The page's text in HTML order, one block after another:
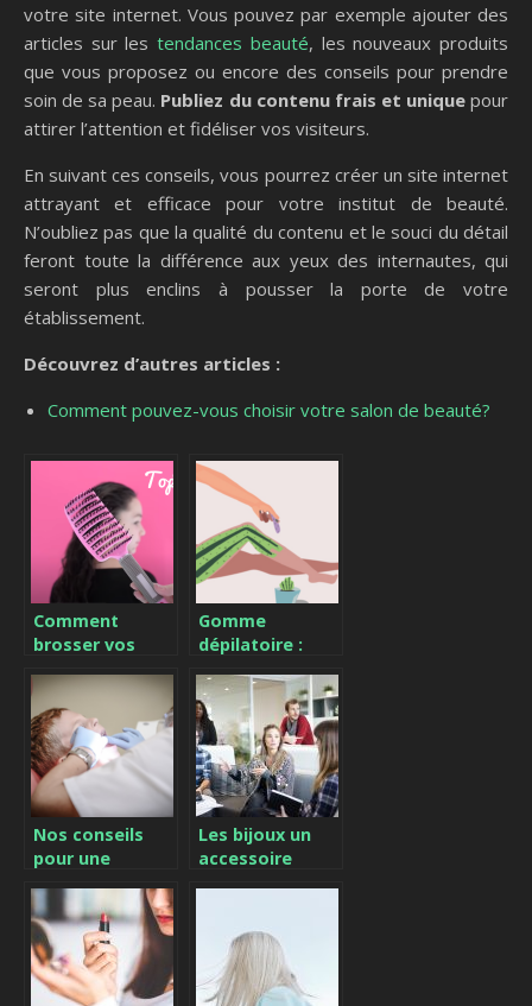
votre site internet. Vous pouvez par exemple ajouter des
articles sur lestendances beauté, les nouveaux produits
que vous proposez ou encore des conseils pour prendre
soin de sa peau. Publiez du contenu frais et uniquepour
attirer l’attention et fidéliser vos visiteurs.
En suivant ces conseils, vous pourrez créer un site internet
attrayant et efficace pour votre institut de beauté.
N’oubliez pas que la qualité du contenu et le souci du détail
feront toute la différence aux yeux des internautes, qui
seront plus enclins à pousser la porte de votre
établissement.
Découvrez d’autres articles :
Comment pouvez-vous choisir votre salon de beauté?
Comment
brosser vos
les abîmer ?
Gomme
dépilatoire :
résultats
Nos conseils
pour une
hygiène buccale
Les bijoux un
accessoire
femmes
d’affaire